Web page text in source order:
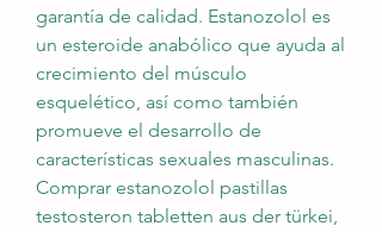
garantía de calidad. Estanozolol es
un esteroide anabólico que ayuda al
crecimiento del músculo
esquelético, así como también
promueve el desarrollo de
características sexuales masculinas.
Comprar estanozolol pastillas
testosteron tabletten aus der türkei,